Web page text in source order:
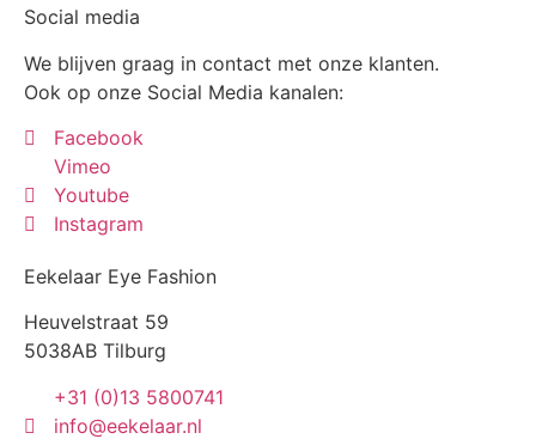
Social media
We blijven graag in contact met onze klanten.
Ook op onze Social Media kanalen:
Facebook
Vimeo
Youtube
Instagram
Eekelaar Eye Fashion
Heuvelstraat 59
5038AB Tilburg
+31 (0)13 5800741
info@eekelaar.nl